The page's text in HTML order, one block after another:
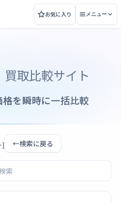
お気に入り メニュー
買取比較サイト
を瞬時に一括比較
] ←検索に戻る